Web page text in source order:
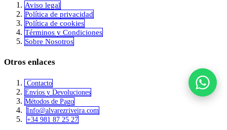
Aviso legal
Política de privacidad
​Política de cookies
Términos y Condiciones
Sobre Nosotros
Otros enlaces
Contacto
Envíos y Devoluciones
Métodos de Pago
Info@alvar​​ezriveira.com
+34 981 87 25 27